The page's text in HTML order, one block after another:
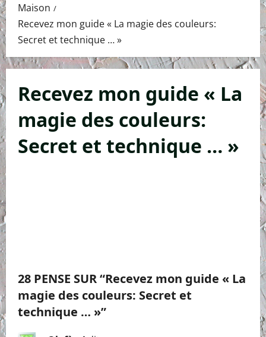
Maison
Recevez mon guide « La magie des couleurs:
Secret et technique … »
Recevez mon guide « La
magie des couleurs:
Secret et technique … »
28 PENSE SUR “Recevez mon guide « La
magie des couleurs: Secret et
technique … »”